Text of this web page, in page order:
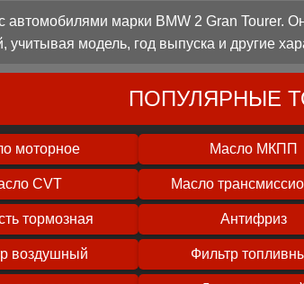
марки BMW 2 Gran Tourer.
учитывая модель, год выпуска и другие
ПОПУЛЯРНЫЕ
моторное Масло МКПП
CVT Масло
тормозная Антифриз
воздушный Фильтр